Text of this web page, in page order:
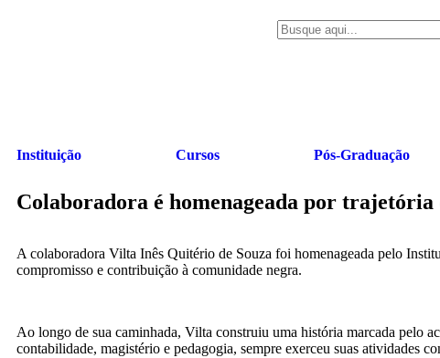
Instituição Cursos Pós-Graduação
Colaboradora é homenageada por trajetória
A colaboradora Vilta Inês Quitério de Souza foi homenageada pelo
compromisso e contribuição à comunidade negra.
Ao longo de sua caminhada, Vilta construiu uma história marcada pelo
contabilidade, magistério e pedagogia, sempre exerceu suas atividades